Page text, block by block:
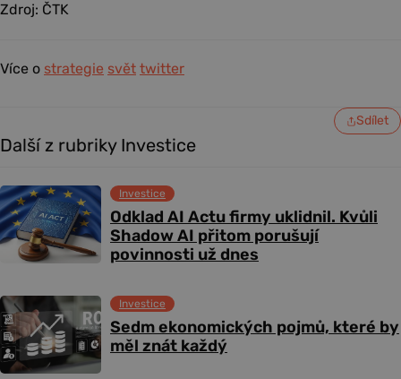
Zdroj: ČTK
Více o strategie svět twitter
Sdílet
Další z rubriky Investice
Odklad AI Actu firmy uklidnil. Kvůli
Shadow AI přitom porušují
povinnosti už dnes
Investice
Sedm ekonomických pojmů, které by
měl znát každý
Investice